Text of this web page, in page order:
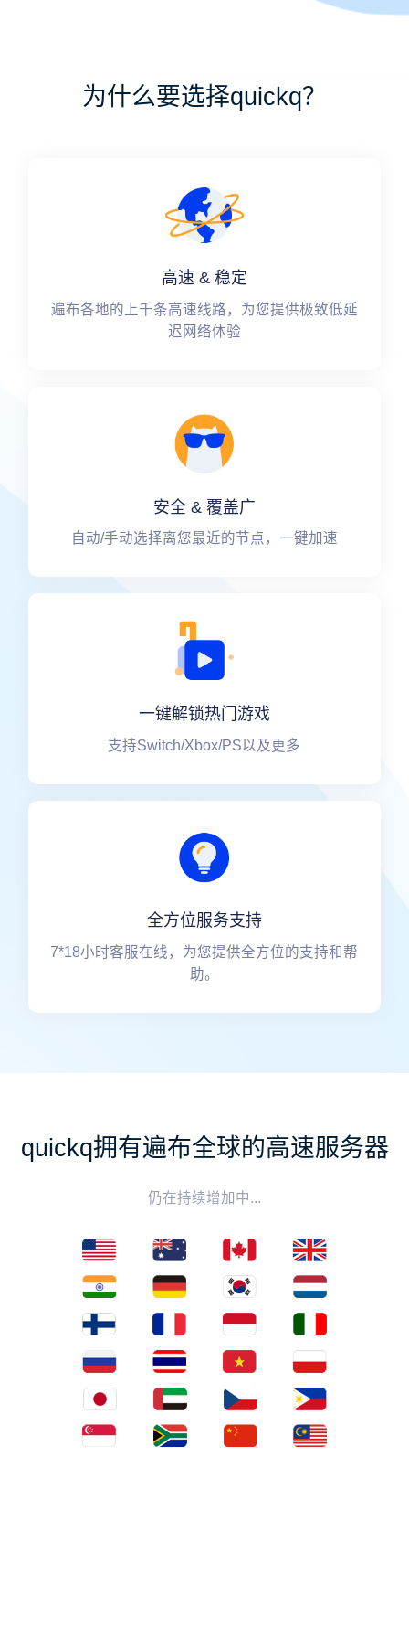
为什么要选择quickq？
高速 & 稳定
遍布各地的上千条高速线路，为您提供极致低延
迟网络体验
安全 & 覆盖广
自动/手动选择离您最近的节点，一键加速
一键解锁热门游戏
支持Switch/Xbox/PS以及更多
全方位服务支持
7*18小时客服在线，为您提供全方位的支持和帮
助。
quickq拥有遍布全球的高速服务器
仍在持续增加中...